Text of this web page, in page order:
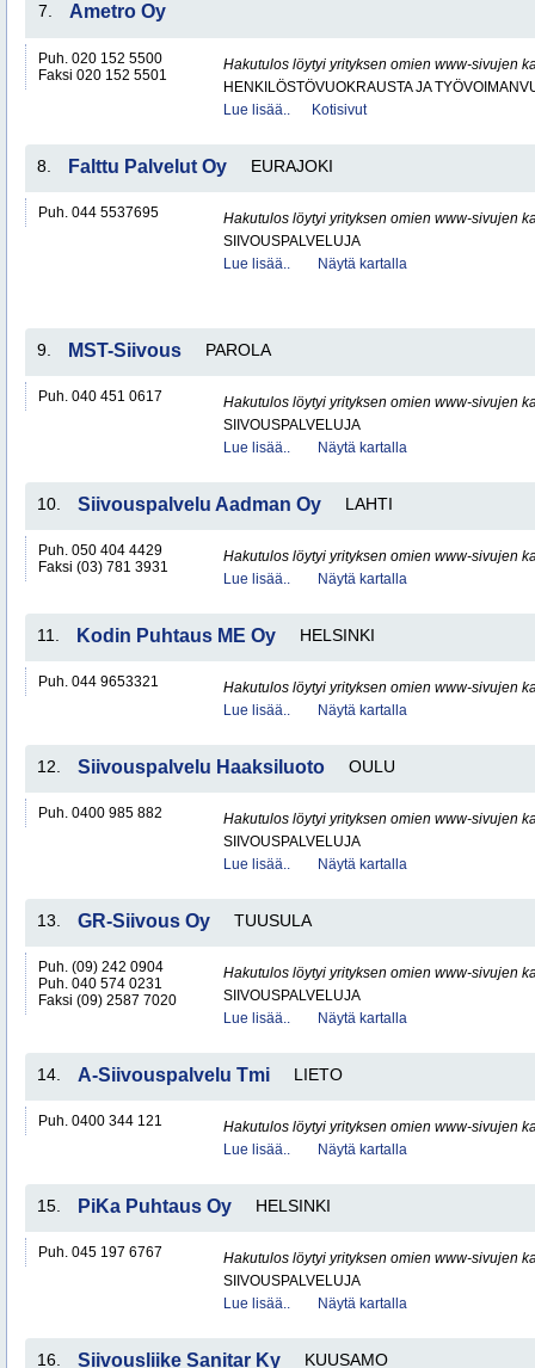
7. Ametro Oy
Puh. 020 152 5500
Faksi 020 152 5501
Hakutulos löytyi yrityksen omien www-sivujen
HENKILÖSTÖVUOKRAUSTA JA
Lue lisää..
Kotisivut
8. Falttu Palvelut Oy EURAJOKI
Puh. 044 5537695
Hakutulos löytyi yrityksen omien www-sivujen
SIIVOUSPALVELUJA
Lue lisää..
Näytä kartalla
9. MST-Siivous PAROLA
Puh. 040 451 0617
Hakutulos löytyi yrityksen omien www-sivujen
SIIVOUSPALVELUJA
Lue lisää..
Näytä kartalla
10. Siivouspalvelu Aadman Oy LAHTI
Puh. 050 404 4429
Faksi (03) 781 3931
Hakutulos löytyi yrityksen omien www-sivujen
Lue lisää..
Näytä kartalla
11. Kodin Puhtaus ME Oy HELSINKI
Puh. 044 9653321
Hakutulos löytyi yrityksen omien www-sivujen
Lue lisää..
Näytä kartalla
12. Siivouspalvelu Haaksiluoto OULU
Puh. 0400 985 882
Hakutulos löytyi yrityksen omien www-sivujen
SIIVOUSPALVELUJA
Lue lisää..
Näytä kartalla
13. GR-Siivous Oy TUUSULA
Puh. (09) 242 0904
Puh. 040 574 0231
Faksi (09) 2587 7020
Hakutulos löytyi yrityksen omien www-sivujen
SIIVOUSPALVELUJA
Lue lisää..
Näytä kartalla
14. A-Siivouspalvelu Tmi LIETO
Puh. 0400 344 121
Hakutulos löytyi yrityksen omien www-sivujen
Lue lisää..
Näytä kartalla
15. PiKa Puhtaus Oy HELSINKI
Puh. 045 197 6767
Hakutulos löytyi yrityksen omien www-sivujen
SIIVOUSPALVELUJA
Lue lisää..
Näytä kartalla
16. Siivousliike Sanitar Ky KUUSAMO